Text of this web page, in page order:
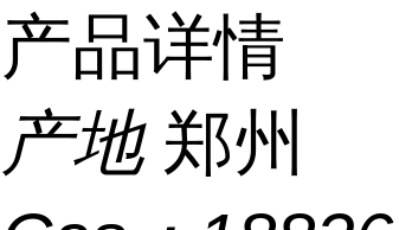
产品详情
产地 郑州